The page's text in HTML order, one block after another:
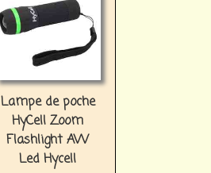
Lampe de poche
HyCell Zoom
Flashlight AW
Led Hycell